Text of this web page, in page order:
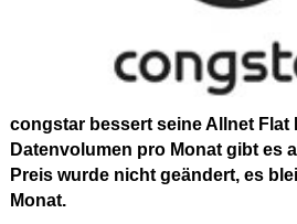
congstar bessert seine Allnet Flat
Datenvolumen pro Monat gibt es
Preis wurde nicht geändert, es
Monat.